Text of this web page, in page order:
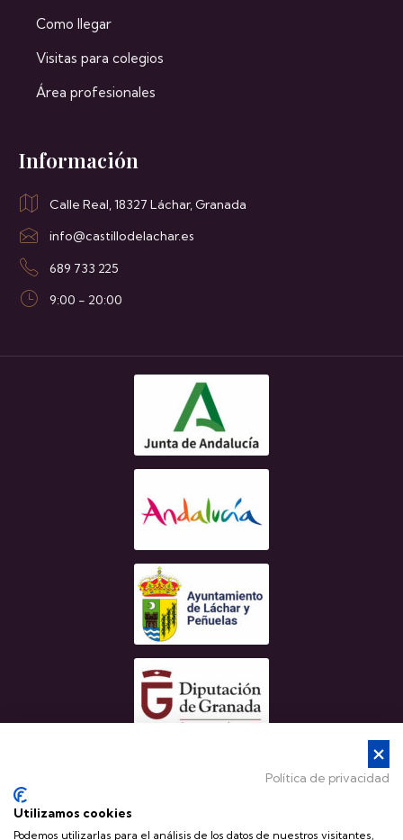
Como llegar
Visitas para colegios
Área profesionales
Información
Calle Real, 18327 Láchar, Granada
info@castillodelachar.es
689 733 225
9:00 - 20:00
Política de privacidad
Utilizamos cookies
Podemos utilizarlas para el análisis de los datos de nuestros visitantes,